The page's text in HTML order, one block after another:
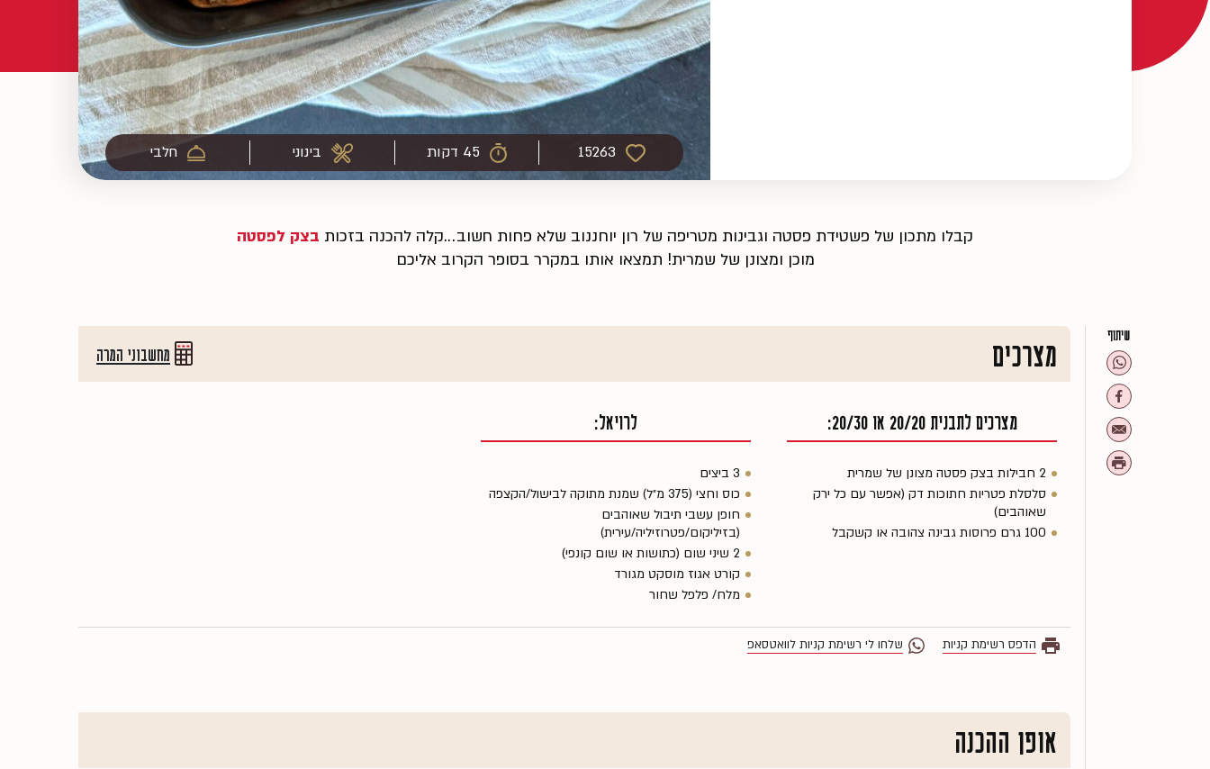
15263 45 דקות בינוני חלבי
קבלו מתכון של פשטידת פסטה וגבינות מטריפה של רון יוחננוב שלא פחות חשוב...קלה להכנה בזכות בצק לפסטה
מוכן ומצונן של שמרית! תמצאו אותו במקרר בסופר הקרוב אליכם
שיתוף מצרכים מחשבוני המרה
מצרכים לתבנית 20/20 או 20/30:
2 חבילות בצק פסטה מצונן של שמרית
סלסלת פטריות חתוכות דק (אפשר עם כל ירק
שאוהבים)
100 גרם פרוסות גבינה צהובה או קשקבל
לרויאל:
3 ביצים
כוס וחצי (375 מ״ל) שמנת מתוקה לבישול/הקצפה
חופן עשבי תיבול שאוהבים
(בזיליקום/פטרוזיליה/עירית)
2 שיני שום (כתושות או שום קונפי)
קורט אגוז מוסקט מגורד
מלח/ פלפל שחור
הדפס רשימת קניות שלחו לי רשימת קניות לוואטסאפ
אופן ההכנה